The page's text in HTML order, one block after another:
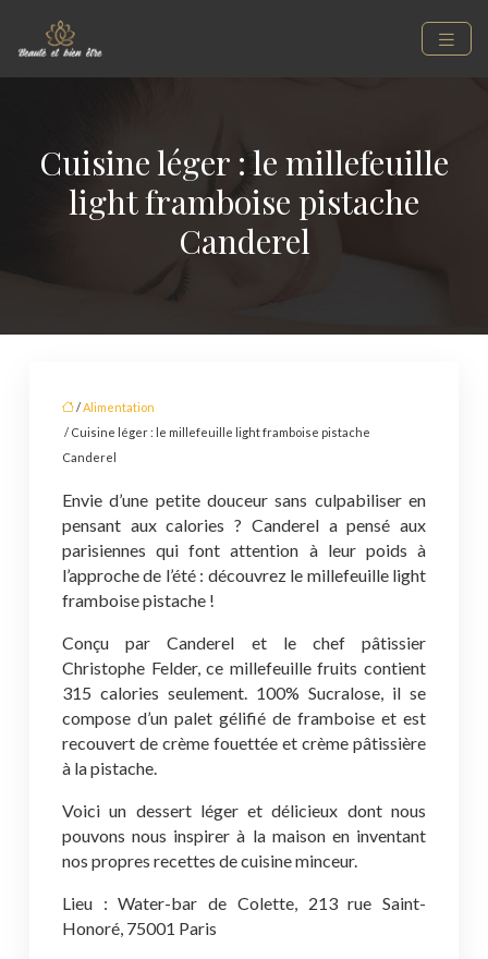
Cuisine léger : le millefeuille
light framboise pistache
Canderel
/Alimentation
/ Cuisine léger : le millefeuille light framboise pistache
Canderel
Envie d’une petite douceur sans culpabiliser en
pensant aux calories ? Canderel a pensé aux
parisiennes qui font attention à leur poids à
l’approche de l’été : découvrez le millefeuille light
framboise pistache !
Conçu par Canderel et le chef pâtissier
Christophe Felder, ce millefeuille fruits contient
315 calories seulement. 100% Sucralose, il se
compose d’un palet gélifié de framboise et est
recouvert de crème fouettée et crème pâtissière
à la pistache.
Voici un dessert léger et délicieux dont nous
pouvons nous inspirer à la maison en inventant
nos propres recettes de cuisine minceur.
Lieu : Water-bar de Colette, 213 rue Saint-
Honoré, 75001 Paris